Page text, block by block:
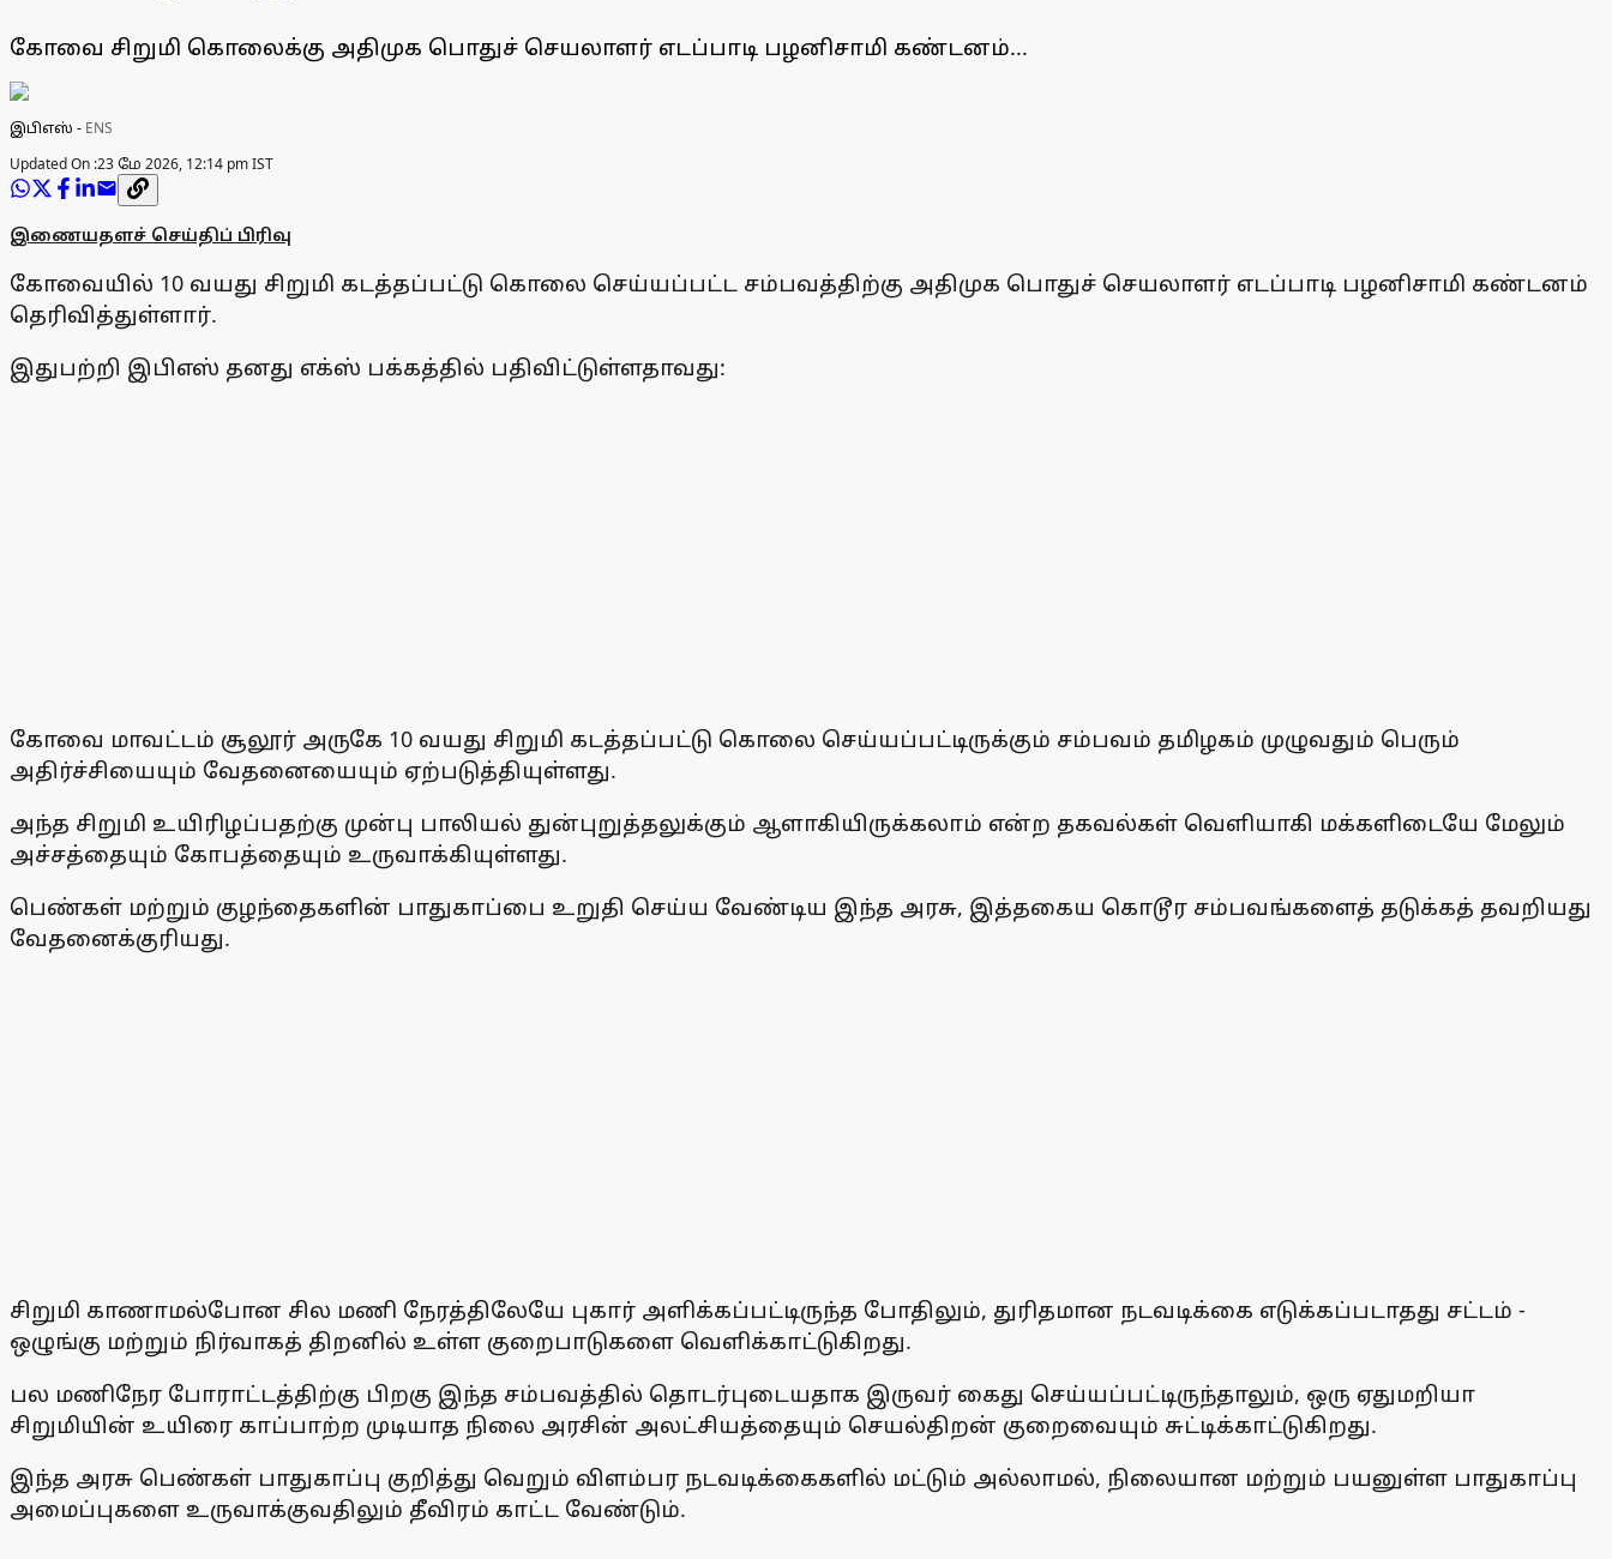
கோவை சிறுமி கொலைக்கு அதிமுக பொதுச் செயலாளர் எடப்பாடி பழனிசாமி கண்டனம்...
இபிஎஸ் - ENS
Updated On :23 மே 2026, 12:14 pm IST
இணையதளச் செய்திப் பிரிவு
கோவையில் 10 வயது சிறுமி கடத்தப்பட்டு கொலை செய்யப்பட்ட சம்பவத்திற்கு அதிமுக பொதுச் செயலாளர் எடப்பாடி பழனிசாமி கண்டனம்
தெரிவித்துள்ளார்.
இதுபற்றி இபிஎஸ் தனது எக்ஸ் பக்கத்தில் பதிவிட்டுள்ளதாவது:
கோவை மாவட்டம் சூலூர் அருகே 10 வயது சிறுமி கடத்தப்பட்டு கொலை செய்யப்பட்டிருக்கும் சம்பவம் தமிழகம் முழுவதும் பெரும்
அதிர்ச்சியையும் வேதனையையும் ஏற்படுத்தியுள்ளது.
அந்த சிறுமி உயிரிழப்பதற்கு முன்பு பாலியல் துன்புறுத்தலுக்கும் ஆளாகியிருக்கலாம் என்ற தகவல்கள் வெளியாகி மக்களிடையே மேலும்
அச்சத்தையும் கோபத்தையும் உருவாக்கியுள்ளது.
பெண்கள் மற்றும் குழந்தைகளின் பாதுகாப்பை உறுதி செய்ய வேண்டிய இந்த அரசு, இத்தகைய கொடூர சம்பவங்களைத் தடுக்கத் தவறியது
வேதனைக்குரியது.
சிறுமி காணாமல்போன சில மணி நேரத்திலேயே புகார் அளிக்கப்பட்டிருந்த போதிலும், துரிதமான நடவடிக்கை எடுக்கப்படாதது சட்டம் -
ஒழுங்கு மற்றும் நிர்வாகத் திறனில் உள்ள குறைபாடுகளை வெளிக்காட்டுகிறது.
பல மணிநேர போராட்டத்திற்கு பிறகு இந்த சம்பவத்தில் தொடர்புடையதாக இருவர் கைது செய்யப்பட்டிருந்தாலும், ஒரு ஏதுமறியா
சிறுமியின் உயிரை காப்பாற்ற முடியாத நிலை அரசின் அலட்சியத்தையும் செயல்திறன் குறைவையும் சுட்டிக்காட்டுகிறது.
இந்த அரசு பெண்கள் பாதுகாப்பு குறித்து வெறும் விளம்பர நடவடிக்கைகளில் மட்டும் அல்லாமல், நிலையான மற்றும் பயனுள்ள பாதுகாப்பு
அமைப்புகளை உருவாக்குவதிலும் தீவிரம் காட்ட வேண்டும்.